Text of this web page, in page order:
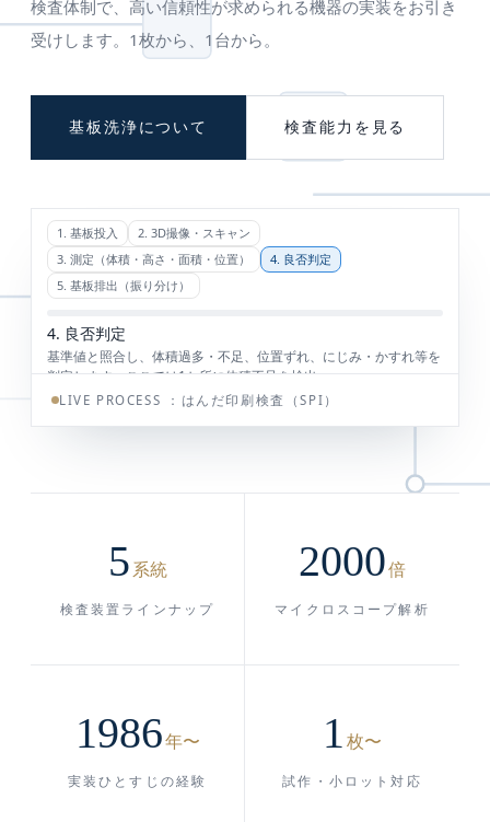
検査体制で、高い信頼性が求められる機器の実装をお引き
受けします。1枚から、1台から。
基板洗浄について 検査能力を見る
LIVE PROCESS ： はんだ印刷検査（SPI）
5 系統
検査装置ラインナップ
2000倍
マイクロスコープ解析
1986年〜
実装ひとすじの経験
1 枚〜
試作・小ロット対応